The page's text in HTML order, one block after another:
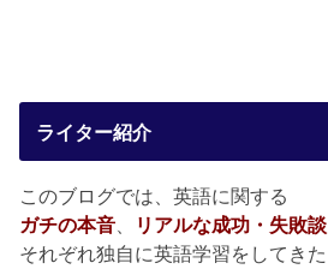
ライター紹介
このブログでは、英語に関する
ガチの本音
リアルな成功・失敗談
それぞれ独自に英語学習をしてきた